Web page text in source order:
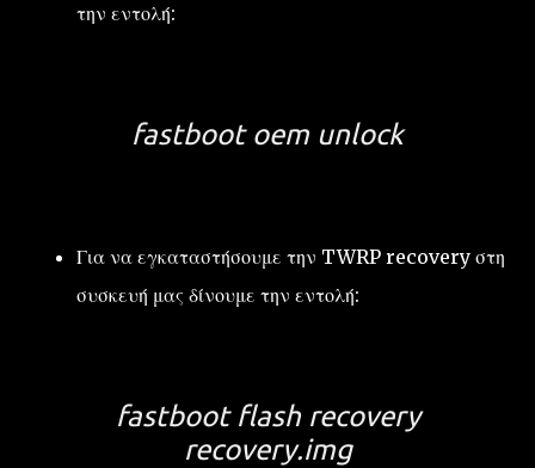
την εντολή:
fastboot oem unlock
Για να εγκαταστήσουμε την TWRP recovery στη
συσκευή μας δίνουμε την εντολή:
fastboot flash recovery
recovery.img